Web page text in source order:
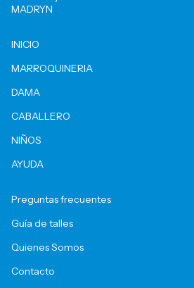
MADRYN
INICIO
MARROQUINERIA
DAMA
CABALLERO
NIÑOS
AYUDA
Preguntas frecuentes
Guía de talles
Quienes Somos
Contacto